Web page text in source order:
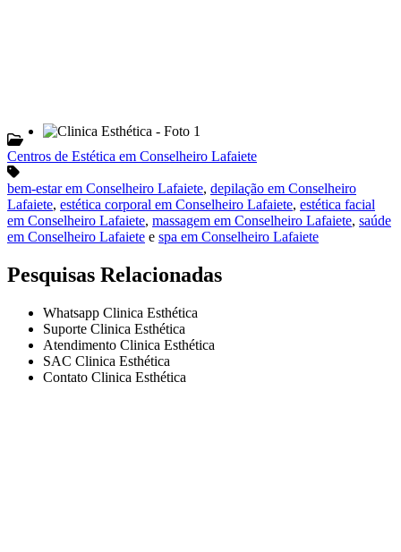
Centros de Estética em Conselheiro Lafaiete
bem-estar em Conselheiro Lafaiete, depilação em Conselheiro
Lafaiete, estética corporal em Conselheiro Lafaiete, estética facial
em Conselheiro Lafaiete, massagem em Conselheiro Lafaiete, saúde
em Conselheiro Lafaiete e spa em Conselheiro Lafaiete
Pesquisas Relacionadas
Whatsapp Clinica Esthética
Suporte Clinica Esthética
Atendimento Clinica Esthética
SAC Clinica Esthética
Contato Clinica Esthética